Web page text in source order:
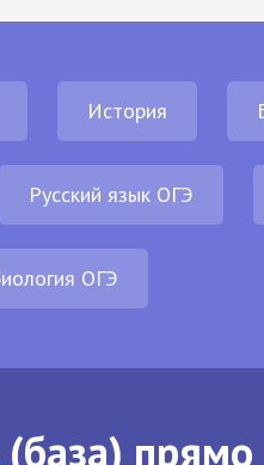
История
Русский язык ОГЭ
ОГЭ
прямо